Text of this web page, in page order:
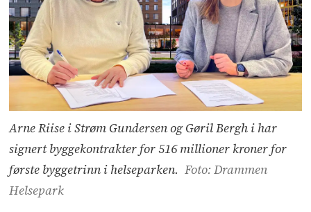
Arne Riise i Strøm Gundersen og Gøril Bergh i har
signert byggekontrakter for 516 millioner kroner for
første byggetrinn i helseparken. Foto: Drammen
Helsepark